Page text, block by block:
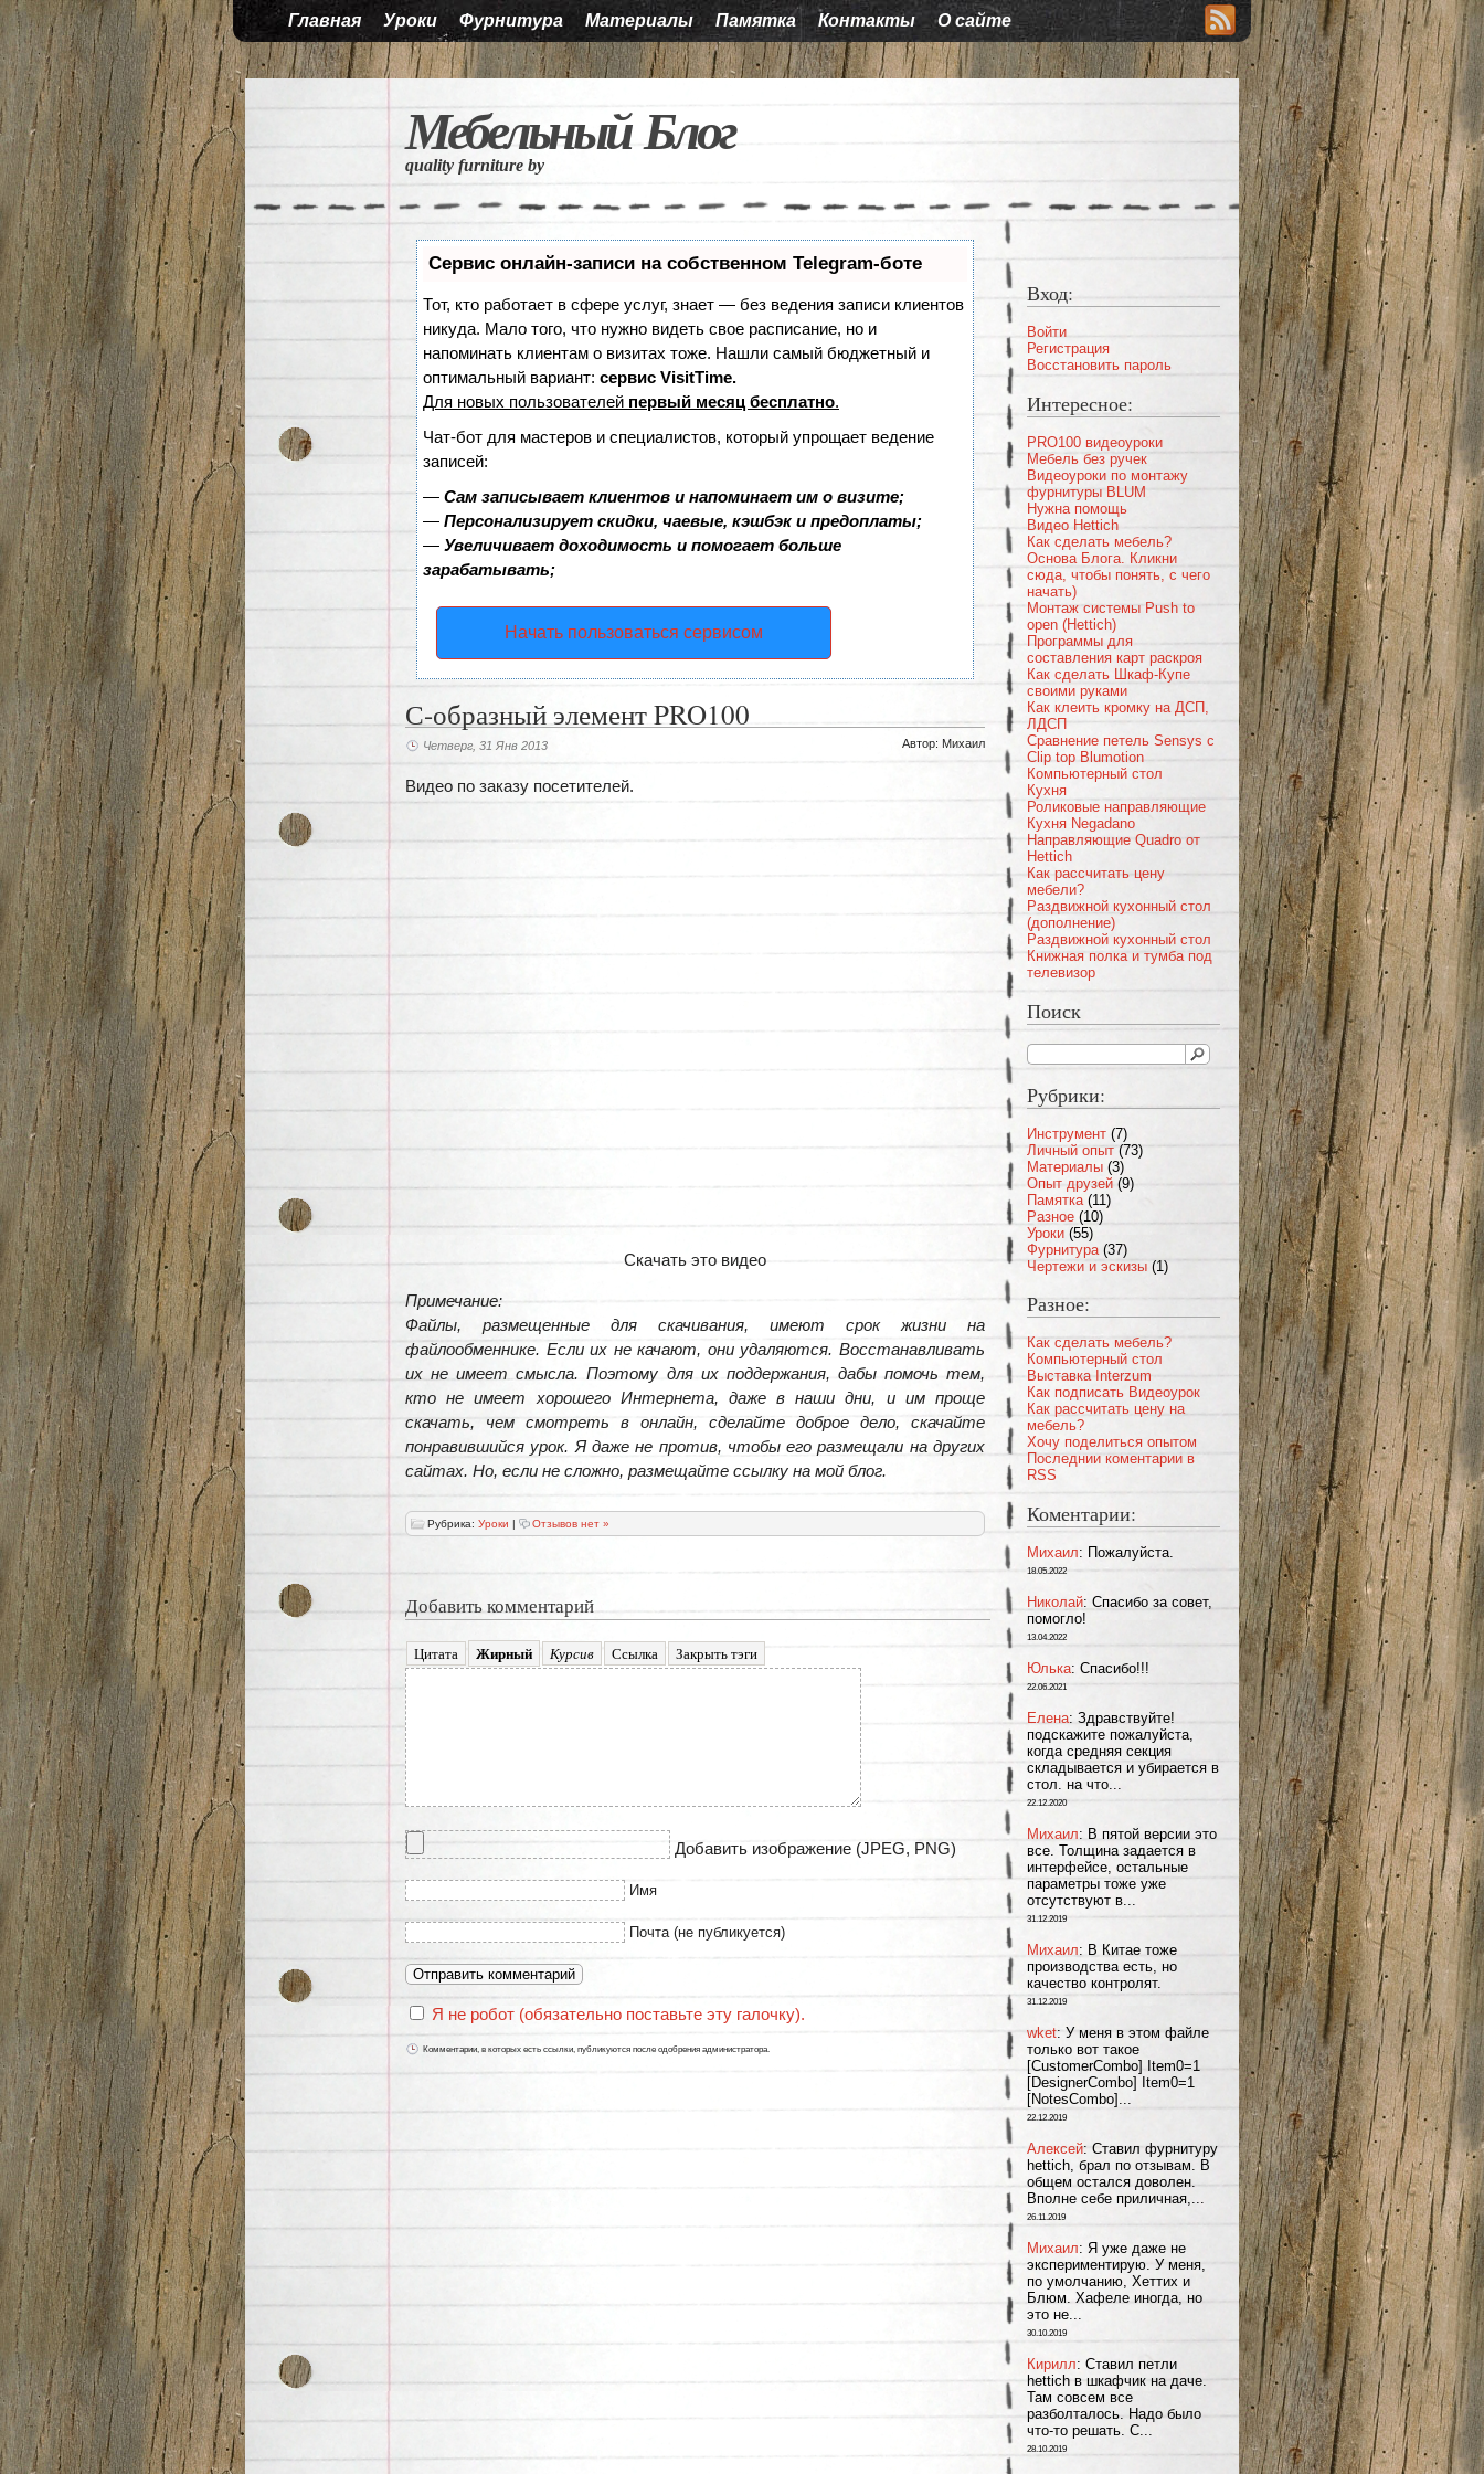
Главная Уроки Фурнитура Материалы Памятка Контакты О сайте
Мебельный Блог
quality furniture by
Сервис онлайн-записи на собственном Telegram-боте
Тот, кто работает в сфере услуг, знает — без ведения записи клиентов
никуда. Мало того, что нужно видеть свое расписание, но и
напоминать клиентам о визитах тоже. Нашли самый бюджетный и
оптимальный вариант: сервис VisitTime.
Для новых пользователей первый месяц бесплатно.
Чат-бот для мастеров и специалистов, который упрощает ведение
записей:
— Сам записывает клиентов и напоминает им о визите;
— Персонализирует скидки, чаевые, кэшбэк и предоплаты;
— Увеличивает доходимость и помогает больше
зарабатывать;
Начать пользоваться сервисом
С-образный элемент PRO100
Автор: Михаил
Четверг, 31 Янв 2013
Видео по заказу посетителей.
Скачать это видео
Примечание:
Файлы, размещенные для скачивания, имеют срок жизни на
файлообменнике. Если их не качают, они удаляются. Восстанавливать
их не имеет смысла. Поэтому для их поддержания, дабы помочь тем,
кто не имеет хорошего Интернета, даже в наши дни, и им проще
скачать, чем смотреть в онлайн, сделайте доброе дело, скачайте
понравившийся урок. Я даже не против, чтобы его размещали на других
сайтах. Но, если не сложно, размещайте ссылку на мой блог.
Рубрика: Уроки | Отзывов нет »
Добавить комментарий
Добавить изображение (JPEG, PNG)
Имя
Почта (не публикуется)
Я не робот (обязательно поставьте эту галочку).
Комментарии, в которых есть ссылки, публикуются после одобрения администратора.
Вход:
Войти
Регистрация
Восстановить пароль
Интересное:
PRO100 видеоуроки
Мебель без ручек
Видеоуроки по монтажу
фурнитуры BLUM
Нужна помощь
Видео Hettich
Как сделать мебель?
Основа Блога. Кликни
сюда, чтобы понять, с чего
начать)
Монтаж системы Push to
open (Hettich)
Программы для
составления карт раскроя
Как сделать Шкаф-Купе
своими руками
Как клеить кромку на ДСП,
ЛДСП
Сравнение петель Sensys c
Clip top Blumotion
Компьютерный стол
Кухня
Роликовые направляющие
Кухня Negadano
Направляющие Quadro от
Hettich
Как рассчитать цену
мебели?
Раздвижной кухонный стол
(дополнение)
Раздвижной кухонный стол
Книжная полка и тумба под
телевизор
Поиск
Рубрики:
Инструмент (7)
Личный опыт(73)
Материалы (3)
Опыт друзей (9)
Памятка (11)
Разное (10)
Уроки (55)
Фурнитура (37)
Чертежи и эскизы (1)
Разное:
Как сделать мебель?
Компьютерный стол
Выставка Interzum
Как подписать Видеоурок
Как рассчитать цену на
мебель?
Хочу поделиться опытом
Последнии коментарии в
RSS
Коментарии:
Михаил: Пожалуйста.
18.05.2022
Николай: Спасибо за совет,
помогло!
13.04.2022
Юлька: Спасибо!!!
22.06.2021
Елена: Здравствуйте!
подскажите пожалуйста,
когда средняя секция
складывается и убирается в
стол. на что...
22.12.2020
Михаил: В пятой версии это
все. Толщина задается в
интерфейсе, остальные
параметры тоже уже
отсутствуют в...
31.12.2019
Михаил: В Китае тоже
производства есть, но
качество контролят.
31.12.2019
wket: У меня в этом файле
только вот такое
[CustomerCombo] Item0=1
[DesignerCombo] Item0=1
[NotesCombo]...
22.12.2019
Алексей: Ставил фурнитуру
hettich, брал по отзывам. В
общем остался доволен.
Вполне себе приличная,...
26.11.2019
Михаил: Я уже даже не
экспериментирую. У меня,
по умолчанию, Хеттих и
Блюм. Хафеле иногда, но
это не...
30.10.2019
Кирилл: Ставил петли
hettich в шкафчик на даче.
Там совсем все
разболталось. Надо было
что-то решать. С...
28.10.2019